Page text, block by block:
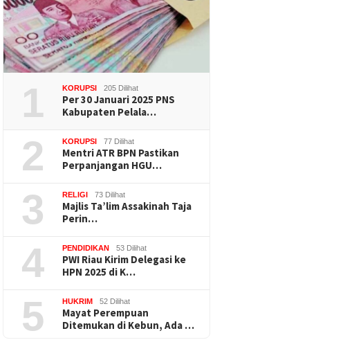
1 KORUPSI 205 Dilihat
Per 30 Januari 2025 PNS
Kabupaten Pelala…
2 KORUPSI 77 Dilihat
Mentri ATR BPN Pastikan
Perpanjangan HGU…
3 RELIGI 73 Dilihat
Majlis Ta’lim Assakinah Taja
Perin…
4 PENDIDIKAN 53 Dilihat
PWI Riau Kirim Delegasi ke
HPN 2025 di K…
5 HUKRIM 52 Dilihat
Mayat Perempuan
Ditemukan di Kebun, Ada …